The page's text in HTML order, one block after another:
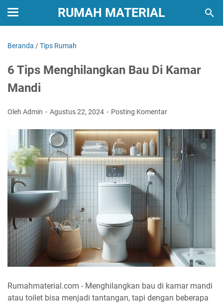
RUMAH MATERIAL
Beranda /Tips Rumah
6 Tips Menghilangkan Bau Di Kamar
Mandi
Oleh Admin Agustus 22, 2024 Posting Komentar
Rumahmaterial.com - Menghilangkan bau di kamar mandi
atau toilet bisa menjadi tantangan, tapi dengan beberapa